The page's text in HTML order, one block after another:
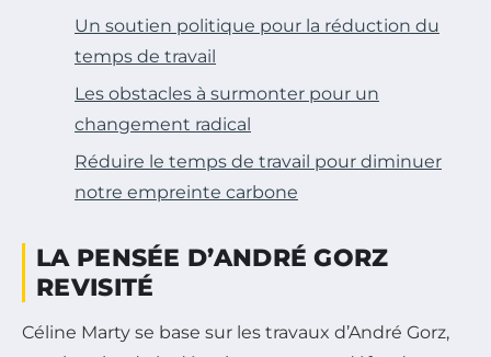
Un soutien politique pour la réduction du
temps de travail
Les obstacles à surmonter pour un
changement radical
Réduire le temps de travail pour diminuer
notre empreinte carbone
LA PENSÉE D’ANDRÉ GORZ
REVISITÉ
Céline Marty se base sur les travaux d’André Gorz,